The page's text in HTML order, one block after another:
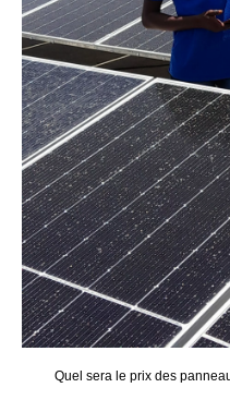
Quel sera le prix des